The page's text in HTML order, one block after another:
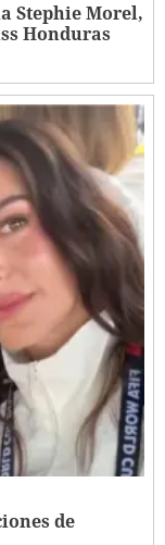
Stephie Morel,
Honduras
de